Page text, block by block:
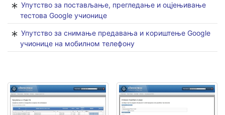
Упутство за постављање, прегледање и оцјењивање
тестова Google учионице
Упутство за снимање предавања и кориштење Google
учионице на мобилном телефону